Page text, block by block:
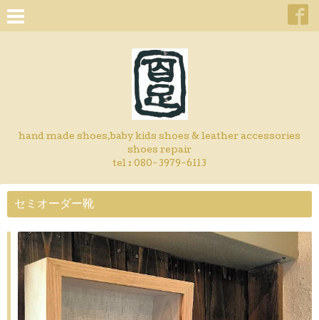
hand made shoes,baby kids shoes & leather accessories
shoes repair
tel : 080-3979-6113
セミオーダー靴